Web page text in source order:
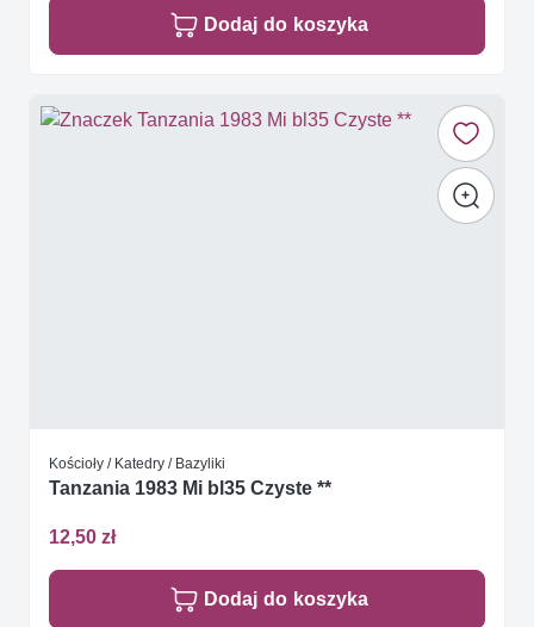
Dodaj do koszyka
Kościoły / Katedry / Bazyliki
Tanzania 1983 Mi bl35 Czyste **
12,50 zł
Dodaj do koszyka